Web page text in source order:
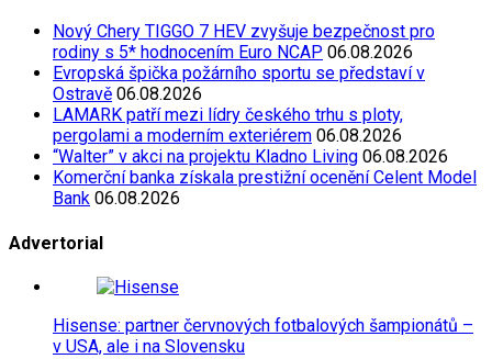
Nový Chery TIGGO 7 HEV zvyšuje bezpečnost pro
rodiny s 5* hodnocením Euro NCAP 06.08.2026
Evropská špička požárního sportu se představí v
Ostravě 06.08.2026
LAMARK patří mezi lídry českého trhu s ploty,
pergolami a moderním exteriérem 06.08.2026
“Walter” v akci na projektu Kladno Living 06.08.2026
Komerční banka získala prestižní ocenění Celent Model
Bank 06.08.2026
Advertorial
Hisense: partner červnových fotbalových šampionátů –
v USA, ale i na Slovensku